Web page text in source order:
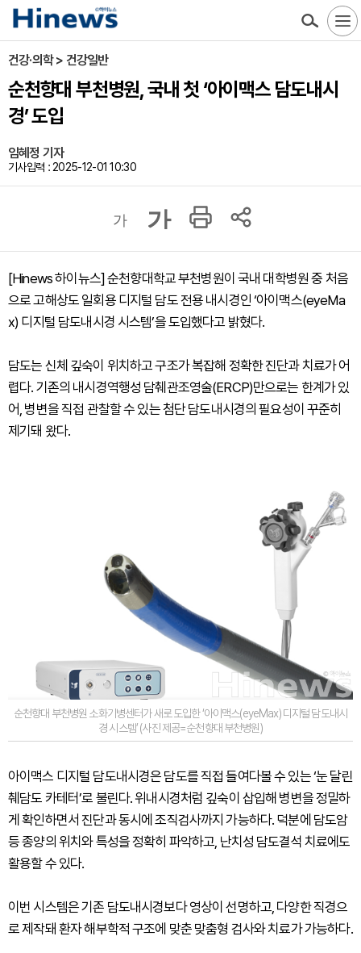
건강·의학 > 건강일반
순천향대 부천병원, 국내 첫 ‘아이맥스 담도내시
경’ 도입
임혜정 기자
기사입력 : 2025-12-01 10:30
가 가
[Hinews 하이뉴스] 순천향대학교 부천병원이 국내 대학병원 중 처음
으로 고해상도 일회용 디지털 담도 전용 내시경인 ‘아이맥스(eyeMa
x) 디지털 담도내시경 시스템’을 도입했다고 밝혔다.
담도는 신체 깊숙이 위치하고 구조가 복잡해 정확한 진단과 치료가 어
렵다. 기존의 내시경역행성 담췌관조영술(ERCP)만으로는 한계가 있
어, 병변을 직접 관찰할 수 있는 첨단 담도내시경의 필요성이 꾸준히
제기돼 왔다.
순천향대 부천병원 소화기병센터가 새로 도입한 ‘아이맥스(eyeMax) 디지털 담도내시
경 시스템’ (사진 제공=순천향대 부천병원)
아이맥스 디지털 담도내시경은 담도를 직접 들여다볼 수 있는 ‘눈 달린
췌담도 카테터’로 불린다. 위내시경처럼 깊숙이 삽입해 병변을 정밀하
게 확인하면서 진단과 동시에 조직검사까지 가능하다. 덕분에 담도암
등 종양의 위치와 특성을 정확히 파악하고, 난치성 담도결석 치료에도
활용할 수 있다.
이번 시스템은 기존 담도내시경보다 영상이 선명하고, 다양한 직경으
로 제작돼 환자 해부학적 구조에 맞춘 맞춤형 검사와 치료가 가능하다.